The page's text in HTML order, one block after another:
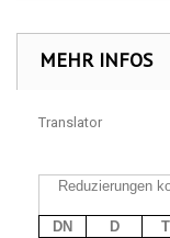
MEHR INFOS
Translator
Reduzierungen
DN D T